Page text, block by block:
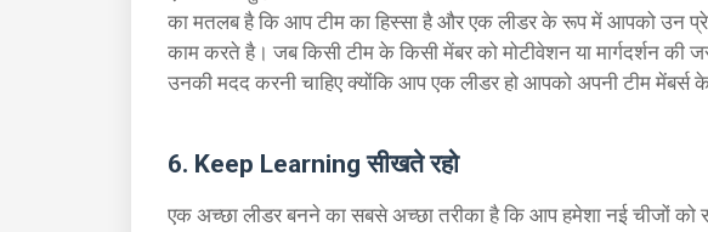
का मतलब है कि आप टीम का हिस्सा है और एक लीडर के रूप में आपको उन
काम करते है। जब किसी टीम के किसी मेंबर को मोटीवेशन या मार्गदर्शन
उनकी मदद करनी चाहिए क्योंकि आप एक लीडर हो आपको अपनी टीम मेंबर्स
6. Keep Learning सीखते रहो
एक अच्छा लीडर बनने का सबसे अच्छा तरीका है कि आप हमेशा नई चीजों